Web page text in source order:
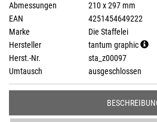
Abmessungen
210 x 297 mm
EAN
4251454649222
Marke
Die Staffelei
Hersteller
tantum graphic
Herst.-Nr.
sta_z00097
Umtausch
ausgeschlossen